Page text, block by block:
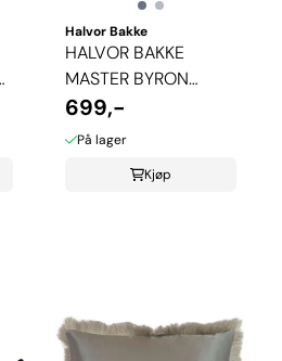
Halvor Bakke
HALVOR BAKKE
MASTER BYRON
PUTETREKK - PLUM
KITTEN
699,-
På lager
Kjøp